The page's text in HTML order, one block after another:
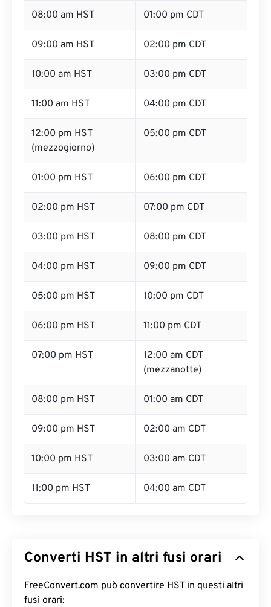
08:00 am HST 01:00 pm CDT
09:00 am HST 02:00 pm CDT
10:00 am HST 03:00 pm CDT
11:00 am HST 04:00 pm CDT
12:00 pm HST
(mezzogiorno)
05:00 pm CDT
01:00 pm HST 06:00 pm CDT
02:00 pm HST 07:00 pm CDT
03:00 pm HST 08:00 pm CDT
04:00 pm HST 09:00 pm CDT
05:00 pm HST 10:00 pm CDT
06:00 pm HST 11:00 pm CDT
07:00 pm HST
12:00 am CDT
(mezzanotte)
08:00 pm HST 01:00 am CDT
09:00 pm HST 02:00 am CDT
10:00 pm HST 03:00 am CDT
11:00 pm HST 04:00 am CDT
Converti HST in altri fusi orari
FreeConvert.com può convertire HST in questi altri
fusi orari: